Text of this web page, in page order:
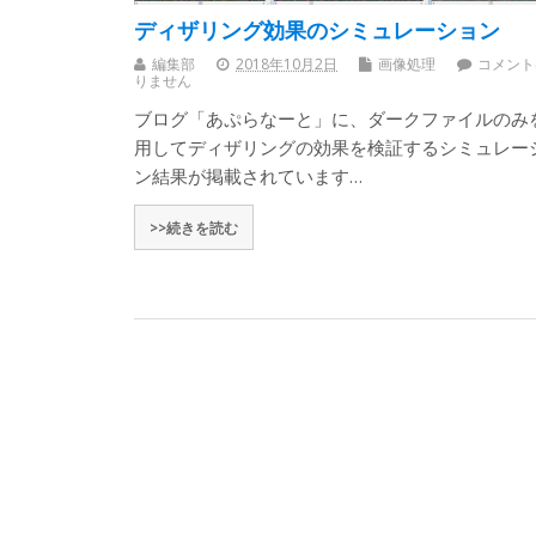
ディザリング効果のシミュレーション
編集部 2018年10月2日 画像処理
コメン
りません
ブログ「あぷらなーと」に、ダークファイルのみ
用してディザリングの効果を検証するシミュレー
ン結果が掲載されています…
>>続きを読む